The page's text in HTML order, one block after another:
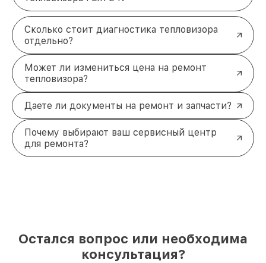
Сколько стоит диагностика тепловизора
отдельно?
Может ли измениться цена на ремонт
тепловизора?
Даете ли документы на ремонт и запчасти?
Почему выбирают ваш сервисный центр
для ремонта?
Остался вопрос или необходима
консультация?